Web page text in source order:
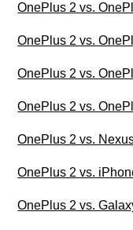
OnePlus 2 vs.
OnePlus 2 vs.
OnePlus 2 vs.
OnePlus 2 vs.
OnePlus 2 vs.
OnePlus 2 vs.
OnePlus 2 vs.